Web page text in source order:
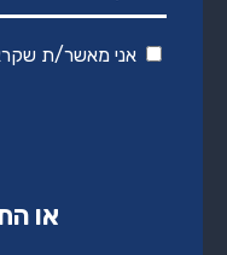
אני מאשר/ת
או